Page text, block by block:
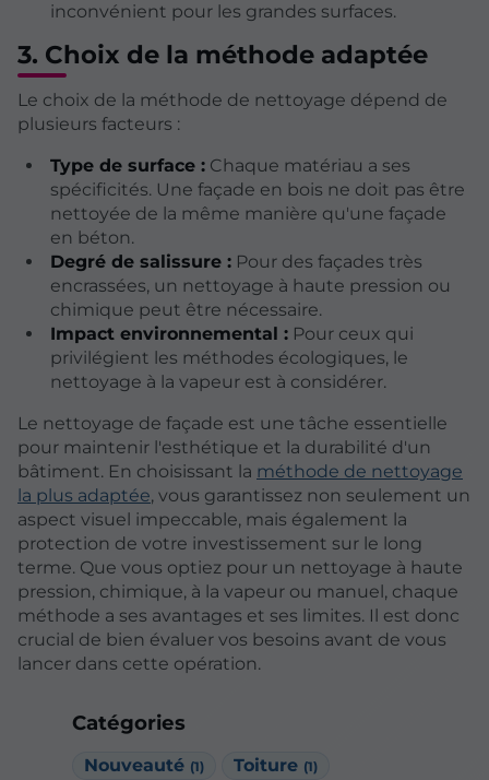
Catégories
Nouveauté (1) Toiture (1)
inconvénient pour les grandes surfaces.
3. Choix de la méthode adaptée
Le choix de la méthode de nettoyage dépend de
plusieurs facteurs :
Type de surface :Chaque matériau a ses
spécificités. Une façade en bois ne doit pas être
nettoyée de la même manière qu'une façade
en béton.
Degré de salissure :Pour des façades très
encrassées, un nettoyage à haute pression ou
chimique peut être nécessaire.
Impact environnemental :Pour ceux qui
privilégient les méthodes écologiques, le
nettoyage à la vapeur est à considérer.
Le nettoyage de façade est une tâche essentielle
pour maintenir l'esthétique et la durabilité d'un
bâtiment. En choisissant la méthode de nettoyage
la plus adaptée, vous garantissez non seulement un
aspect visuel impeccable, mais également la
protection de votre investissement sur le long
terme. Que vous optiez pour un nettoyage à haute
pression, chimique, à la vapeur ou manuel, chaque
méthode a ses avantages et ses limites. Il est donc
crucial de bien évaluer vos besoins avant de vous
lancer dans cette opération.